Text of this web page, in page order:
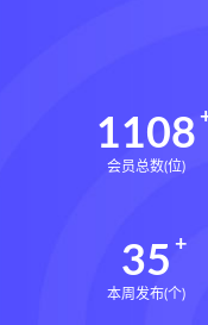
1108
会员总数(位)
35
本周发布(个)